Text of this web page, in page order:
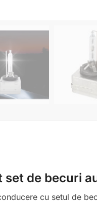
set de becuri
cu setul de